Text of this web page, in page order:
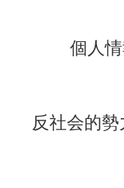
個人
反社会的